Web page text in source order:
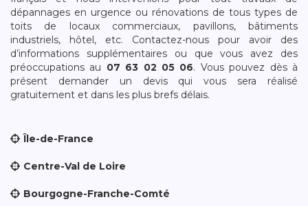
dépannages en urgence ou rénovations de tous types de
toits de locaux commerciaux, pavillons, bâtiments
industriels, hôtel, etc. Contactez-nous pour avoir des
d’informations supplémentaires ou que vous avez des
préoccupations au 07 63 02 05 06. Vous pouvez dès à
présent demander un devis qui vous sera réalisé
gratuitement et dans les plus brefs délais.
Île-de-France
Centre-Val de Loire
Bourgogne-Franche-Comté